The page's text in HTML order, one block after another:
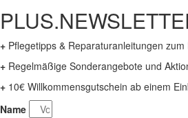
+ Pflegetipps & Reparaturanleitungen
+ Regelmäßige Sonderangebote und
+ 10€ Willkommensgutschein ab einem
Name